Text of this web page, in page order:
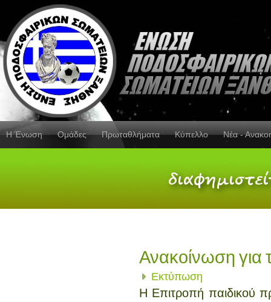
Η Ένωση Ομάδες Πρωταθλήματα Κύπελλο Νέα -
Ανακοίνωση για
Εκτύπωση
Η Επιτροπή παιδικού